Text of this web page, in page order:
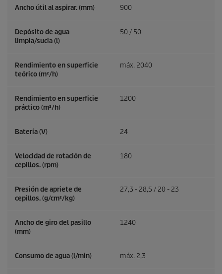
Ancho útil al aspirar. (mm) 900
Depósito de agua
limpia/sucia (l)
50 / 50
Rendimiento en superficie
teórico (m²/h)
máx. 2040
Rendimiento en superficie
práctico (m²/h)
1200
Batería (V) 24
Velocidad de rotación de
cepillos. (rpm)
180
Presión de apriete de
cepillos. (g/cm²/kg)
27,3 - 28,5 / 20 - 23
Ancho de giro del pasillo
(mm)
1240
Consumo de agua (l/min) máx. 2,3